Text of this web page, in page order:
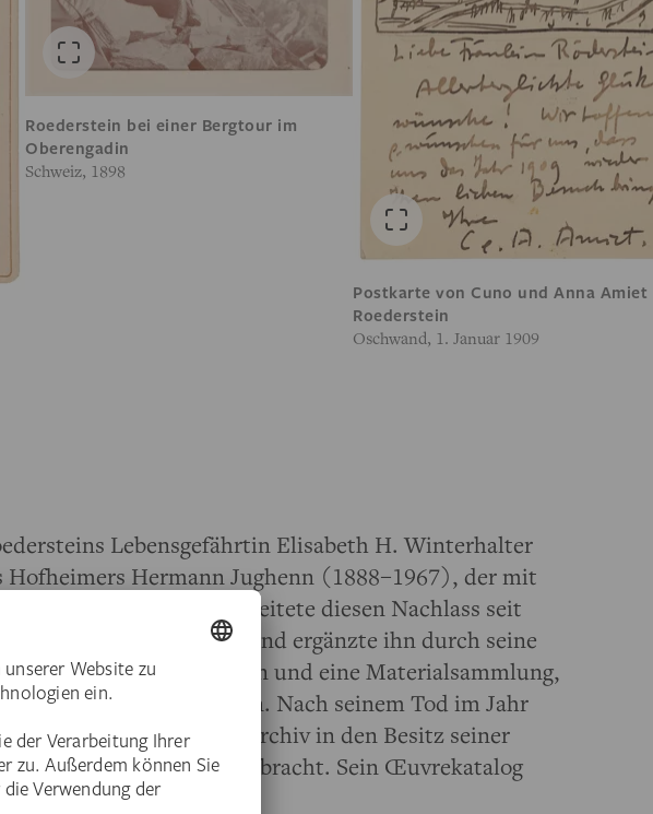
Roederstein bei einer Bergtour im
Oberengadin
Schweiz, 1898
Postkarte von Cuno und Anna Amiet
Roederstein
Oschwand, 1. Januar 1909
Lebensgefährtin Elisabeth H. Winterhalter
Hofheimers Hermann Jughenn (1888–1967), der mit
war. Jughenn bearbeitete diesen Nachlass seit
als zwanzig Jahren und ergänzte ihn durch seine
Aufzeichnungen und eine Materialsammlung,
vorzubereiten. Nach seinem Tod im Jahr
Nachlass verbundenes Archiv in den Besitz seiner
Hofheimer Haus untergebracht. Sein Œuvrekatalog